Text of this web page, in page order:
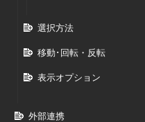
選択方法
移動･回転・反転
表示オプション
外部連携